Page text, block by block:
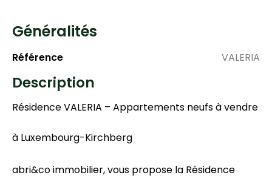
Description
Résidence VALERIA – Appartements neufs à vendre
à Luxembourg-Kirchberg
abri&co immobilier, vous propose la Résidence
Généralités
Référence VALERIA